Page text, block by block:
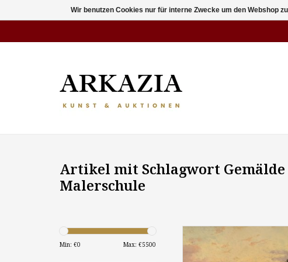
Artikel mit Schlagwort
Malerschule
Min: €0 Max: €5500
Max Schwab (Maler des 19.
Jahrhunderts): "Rehe in
abendlicher Landschaft",
Wir benutzen Cookies nur für interne Zwecke um den Webshop